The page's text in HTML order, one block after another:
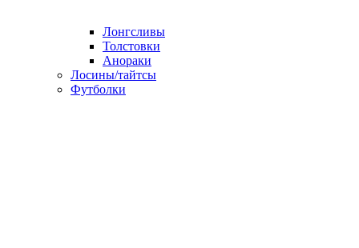
Лонгсливы
Толстовки
Анораки
Лосины/тайтсы
Футболки